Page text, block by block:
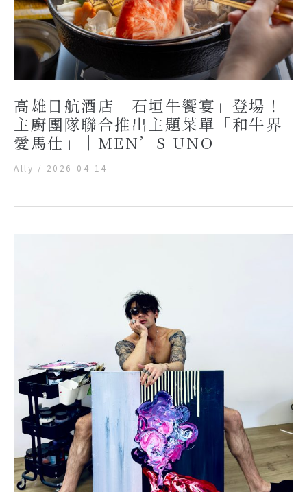
高雄日航酒店「石垣牛饗宴」登場！
主廚團隊聯合推出主題菜單「和牛界
愛馬仕」｜MEN’S UNO
Ally / 2026-04-14